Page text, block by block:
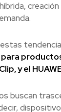
productos
y el
buscan